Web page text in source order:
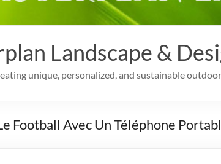
Landscape &
unique, personalized, and sustainable
Football Avec Un Téléphone